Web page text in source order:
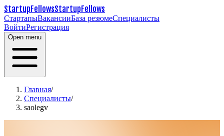
StartupFellowsStartupFellows
СтартапыВакансииБаза резюмеСпециалисты
ВойтиРегистрация
Open menu
Главная/
Специалисты/
saolegv